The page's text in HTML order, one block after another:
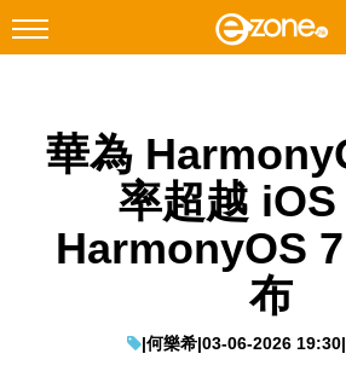
Facebook Instagram
網絡生活
華為
率超越 iOS
HarmonyOS
布
|何樂希|03-06-2026 19:30|